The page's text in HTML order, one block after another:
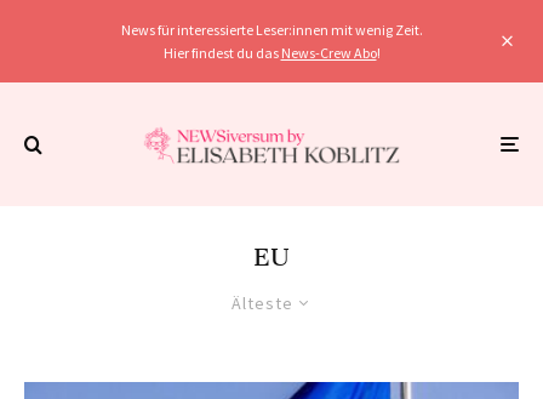
News für interessierte Leser:innen mit wenig Zeit.
Hier findest du das News-Crew Abo!
EU
Älteste